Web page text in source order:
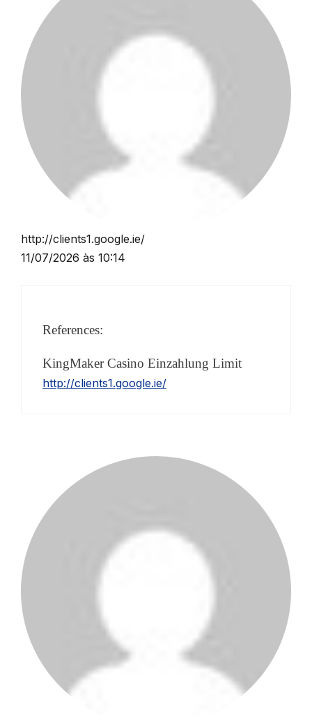
http://clients1.google.ie/
11/07/2026 às 10:14
References:
KingMaker Casino Einzahlung Limit
http://clients1.google.ie/